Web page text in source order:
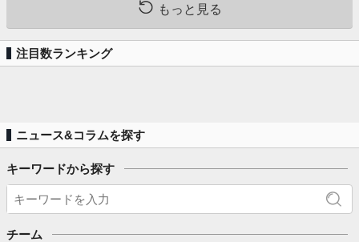
もっと見る
注目数ランキング
ニュース&コラムを探す
キーワードから探す
チーム